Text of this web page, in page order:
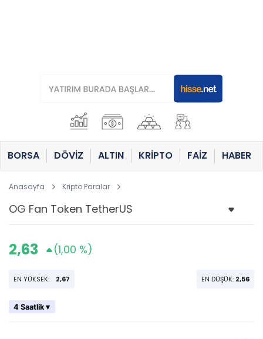
BORSA DÖVİZ ALTIN KRİPTO FAİZ HABER
Anasayfa Kripto Paralar
2,63 (1,00 %)
EN YÜKSEK: 2,67 EN DÜŞÜK: 2,56
4 Saatlik ▾